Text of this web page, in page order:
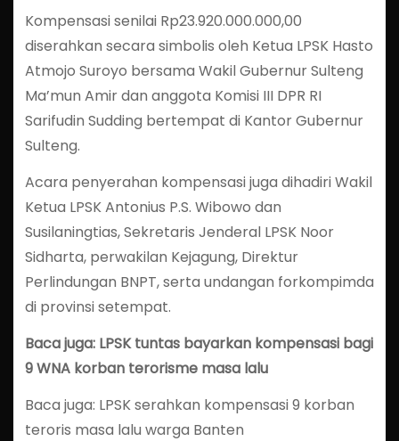
Kompensasi senilai Rp23.920.000.000,00
diserahkan secara simbolis oleh Ketua LPSK Hasto
Atmojo Suroyo bersama Wakil Gubernur Sulteng
Ma’mun Amir dan anggota Komisi III DPR RI
Sarifudin Sudding bertempat di Kantor Gubernur
Sulteng.
Acara penyerahan kompensasi juga dihadiri Wakil
Ketua LPSK Antonius P.S. Wibowo dan
Susilaningtias, Sekretaris Jenderal LPSK Noor
Sidharta, perwakilan Kejagung, Direktur
Perlindungan BNPT, serta undangan forkompimda
di provinsi setempat.
Baca juga: LPSK tuntas bayarkan kompensasi bagi
9 WNA korban terorisme masa lalu
Baca juga: LPSK serahkan kompensasi 9 korban
teroris masa lalu warga Banten